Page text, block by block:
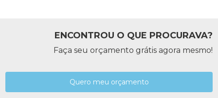
ENCONTROU O QUE PROCURAVA?
Faça seu orçamento grátis agora mesmo!
Quero meu orçamento